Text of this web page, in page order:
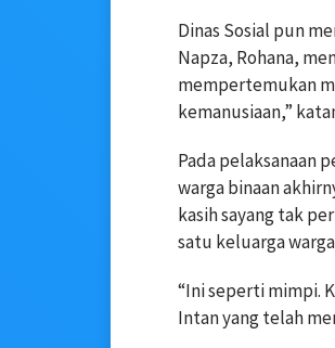
Dinas Sosial pun
Napza, Rohana,
mempertemukan
kemanusiaan,”
Pada pelaksanaan
warga binaan
kasih sayang tak
satu keluarga
“Ini seperti mimpi.
Intan yang telah